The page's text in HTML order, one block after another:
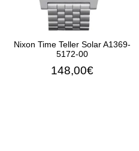
Nixon Time Teller Solar A1369-
5172-00
148,00€